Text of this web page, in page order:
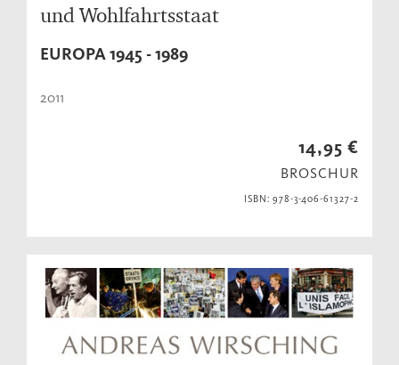
und Wohlfahrtsstaat
EUROPA 1945 - 1989
2011
14,95 €
BROSCHUR
ISBN: 978-3-406-61327-2